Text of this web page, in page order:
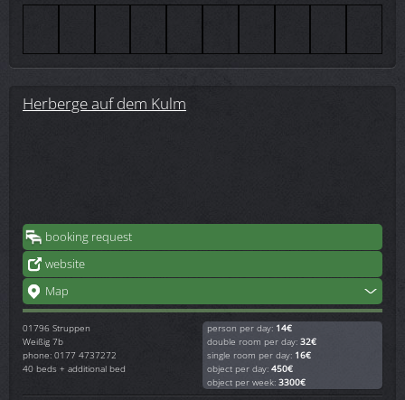
Herberge auf dem Kulm
booking request
website
Map
01796 Struppen
Weißig 7b
phone: 0177 4737272
40 beds + additional bed
person per day: 14€
double room per day: 32€
single room per day: 16€
object per day: 450€
object per week: 3300€